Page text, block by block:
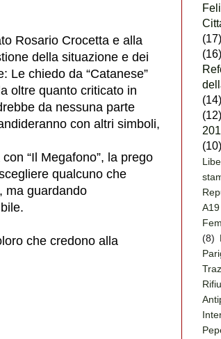
Rosario Crocetta e alla
della situazione e dei
Le chiedo da “Catanese”
oltre quanto criticato in
da nessuna parte
con altri simboli,
“Il Megafono”, la prego
qualcuno che
ma guardando
che credono alla
(17)
(16)
(14)
(12)
(10)
A19
(8)